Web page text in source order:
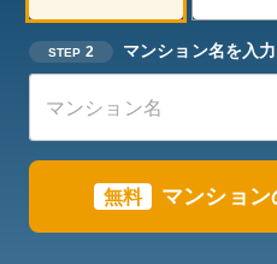
STEP 2 マンション名を入
無料 マンショ